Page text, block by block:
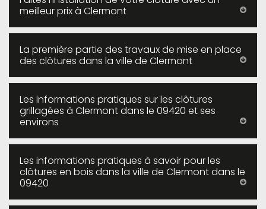
meilleur prix à Clermont
La première partie des travaux de mise en place
des clôtures dans la ville de Clermont
Les informations pratiques sur les clôtures
grillagées à Clermont dans le 09420 et ses
environs
Les informations pratiques à savoir pour les
clôtures en bois dans la ville de Clermont dans le
09420